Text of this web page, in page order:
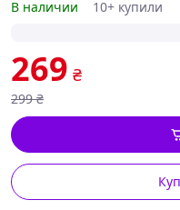
В наличии
10+ купили
269 ₴
299 ₴